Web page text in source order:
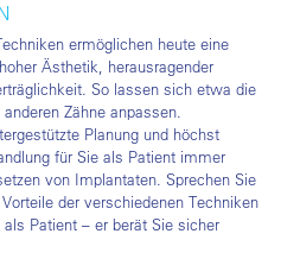
ermöglichen heute eine
Ästhetik, herausragender
So lassen sich etwa die
Zähne anpassen.
Planung und höchst
für Sie als Patient immer
von Implantaten. Sprechen Sie
der verschiedenen Techniken
Patient – er berät Sie sicher